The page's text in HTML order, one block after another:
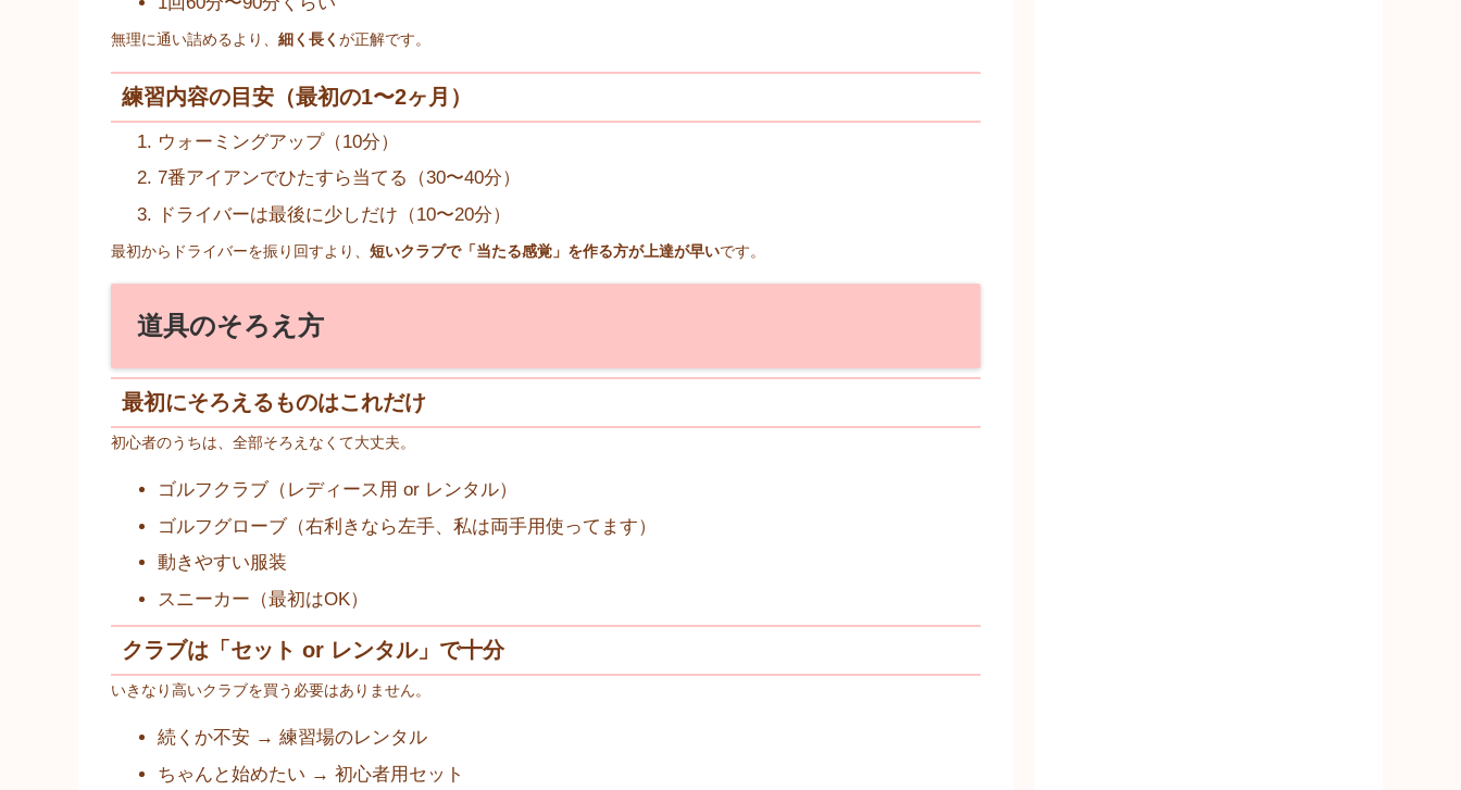
無理に通い詰めるより、 細く長く が正解です。
練習内容の目安（最初の1〜2ヶ月）
ウォーミングアップ（10分）
7番アイアンでひたすら当てる（30〜40分）
ドライバーは最後に少しだけ（10〜20分）
最初からドライバーを振り回すより、 短いクラブで「当たる感覚」を作る方が上達が早いです。
道具のそろえ方
最初にそろえるものはこれだけ
初心者のうちは、全部そろえなくて大丈夫。
ゴルフクラブ（レディース用 or レンタル）
ゴルフグローブ（右利きなら左手、私は両手用使ってます）
動きやすい服装
スニーカー（最初はOK）
クラブは「セット or レンタル」で十分
いきなり高いクラブを買う必要はありません。
続くか不安 → 練習場のレンタル
ちゃんと始めたい → 初心者用セット